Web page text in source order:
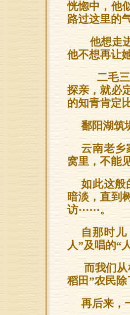
恍惚中，他
路过这里的
他想走
他不想再让
二毛三
探亲，就必
的知青肯定
鄱阳湖筑
云南老乡
窝里，不
如此这般
暗淡，直到
访⋯⋯。
自那时
人”及唱的“
而我们
稻田”农民
再后来，